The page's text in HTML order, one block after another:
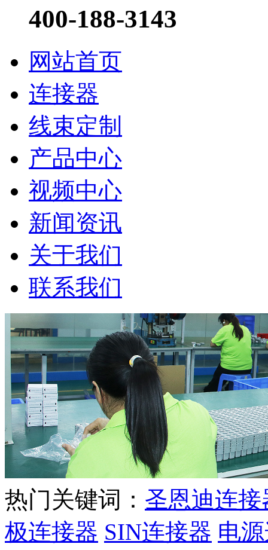
400-188-3143
网站首页
连接器
线束定制
产品中心
视频中心
新闻资讯
关于我们
联系我们
热门关键词： 圣恩迪连接
极连接器 SIN连接器 电